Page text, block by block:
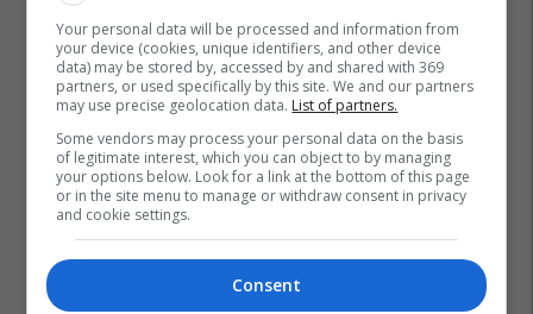
Your personal data will be processed and information from
your device (cookies, unique identifiers, and other device
data) may be stored by, accessed by and shared with 369
partners, or used specifically by this site. We and our partners
may use precise geolocation data. List of partners.
Some vendors may process your personal data on the basis
of legitimate interest, which you can object to by managing
your options below. Look for a link at the bottom of this page
or in the site menu to manage or withdraw consent in privacy
and cookie settings.
Consent